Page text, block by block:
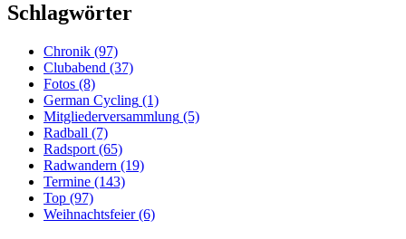
Schlagwörter
Chronik (97)
Clubabend (37)
Fotos (8)
German Cycling (1)
Mitgliederversammlung (5)
Radball (7)
Radsport (65)
Radwandern (19)
Termine (143)
Top (97)
Weihnachtsfeier(6)